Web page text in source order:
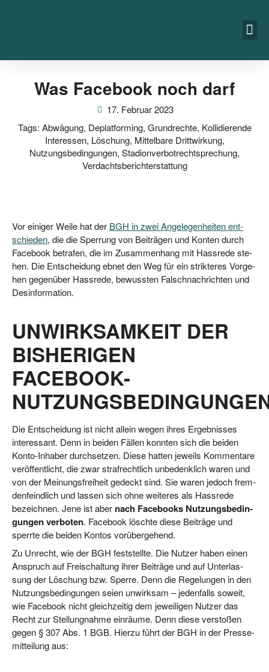
Was Facebook noch darf
17. Februar 2023
Tags: Abwägung, Deplatforming, Grundrechte, Kollidierende
Interessen, Löschung, Mittelbare Drittwirkung,
Nutzungsbedingungen, Stadionverbotrechtsprechung,
Verdachtsberichterstattung
Vor eini­ger Wei­le hat der BGH in zwei Ange­le­gen­hei­ten ent­
schie­den, die die Sper­rung von Bei­trä­gen und Kon­ten durch
Face­book betra­fen, die im Zusam­men­hang mit Hass­re­de ste­
hen. Die Ent­schei­dung ebnet den Weg für ein strik­te­res Vor­ge­
hen gegen­über Hass­re­de, bewuss­ten Fal­sch­nach­rich­ten und
Desinformation.
UNWIRKSAMKEIT DER
BISHERIGEN
FACEBOOK-
Die Ent­schei­dung ist nicht allein wegen ihres Ergeb­nis­ses
inter­es­sant. Denn in bei­den Fäl­len konn­ten sich die bei­den
Kon­to-Inha­ber durch­set­zen. Die­se hat­ten jeweils Kom­men­ta­re
ver­öf­fent­licht, die zwar straf­recht­lich unbe­denk­lich waren und
von der Mei­nungs­frei­heit gedeckt sind. Sie waren jedoch frem­
den­feind­lich und las­sen sich ohne wei­te­res als Hass­re­de
bezeich­nen. Jene ist aber nach Face­books Nut­zungs­be­din­
gun­gen ver­bo­ten. Face­book lösch­te die­se Bei­trä­ge und
sperr­te die bei­den Kon­tos vorübergehend.
Zu Unrecht, wie der BGH fest­stell­te. Die Nut­zer haben einen
Anspruch auf Frei­schal­tung ihrer Bei­trä­ge und auf Unter­las­
sung der Löschung bzw. Sper­re. Denn die Rege­lun­gen in den
Nut­zungs­be­din­gun­gen sei­en unwirk­sam – jeden­falls soweit,
wie Face­book nicht gleich­zei­tig dem jewei­li­gen Nut­zer das
Recht zur Stel­lung­nah­me ein­räu­me. Denn die­se ver­sto­ßen
gegen § 307 Abs. 1 BGB. Hier­zu führt der BGH in der Pres­se­
mit­tei­lung aus: